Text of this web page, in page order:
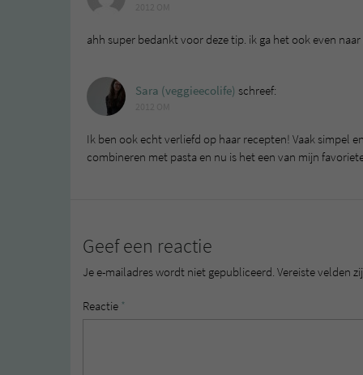
ahh super bedankt voor deze tip. ik ga het ook even
Sara (veggieecolife) schreef:
Ik ben ook echt verliefd op haar recepten! Vaak simpel
combineren met pasta en nu is het een van mijn
Geef een reactie
Je e-mailadres wordt niet gepubliceerd. Vereiste velden
Reactie *